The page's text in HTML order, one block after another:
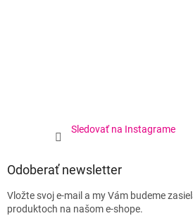
Sledovať na Instagrame
Odoberať newsletter
Vložte svoj e-mail a my Vám budeme
produktoch na našom e-shope.